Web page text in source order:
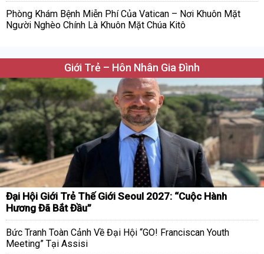
Phòng Khám Bệnh Miễn Phí Của Vatican – Nơi Khuôn Mặt
Người Nghèo Chính Là Khuôn Mặt Chúa Kitô
Giới Trẻ – Hôn Nhân Gia Đình
Đại Hội Giới Trẻ Thế Giới Seoul 2027: “Cuộc Hành
Hương Đã Bắt Đầu”
Bức Tranh Toàn Cảnh Về Đại Hội “GO! Franciscan Youth
Meeting” Tại Assisi